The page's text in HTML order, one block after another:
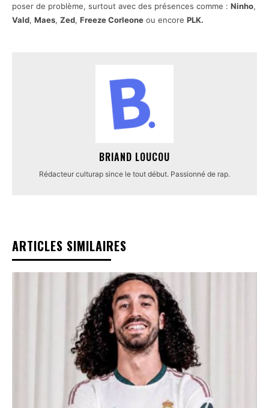
poser de problème, surtout avec des présences comme : Ninho,
Vald, Maes, Zed, Freeze Corleone ou encore PLK.
BRIAND LOUCOU
Rédacteur culturap since le tout début. Passionné de rap.
ARTICLES SIMILAIRES